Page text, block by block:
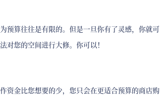
预算往往是有限的。但是一旦你有了灵感，你就可
对您的空间进行大修。你可以！
资金比您想要的少，您只会在更适合预算的商店购